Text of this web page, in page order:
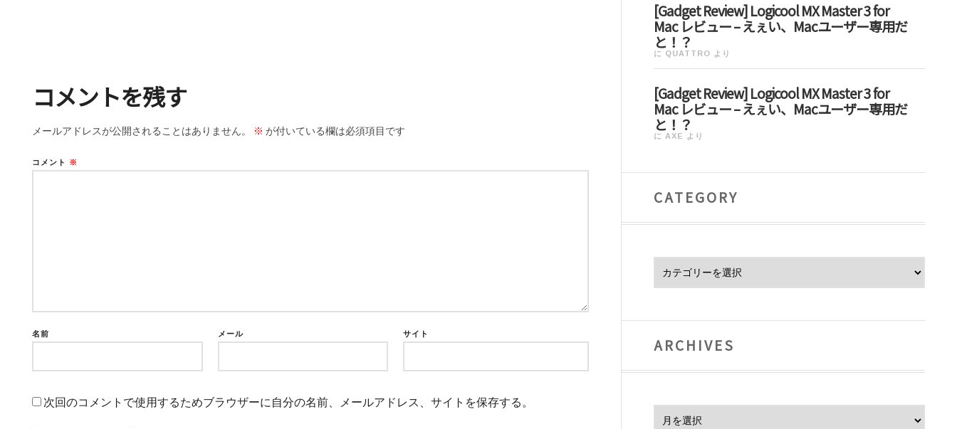
コメントを残す
メールアドレスが公開されることはありません。 ※ が付いている欄は必須項目です
コメント ※
名前 メール サイト
次回のコメントで使用するためブラウザーに自分の名前、メールアドレス、サイトを保存する。
[Gadget Review] Logicool MX Master 3 for
Mac レビュー – えぇい、Macユーザー専用だ
と！？
に QUATTRO より
[Gadget Review] Logicool MX Master 3 for
Mac レビュー – えぇい、Macユーザー専用だ
と！？
に AXE より
CATEGORY
ARCHIVES